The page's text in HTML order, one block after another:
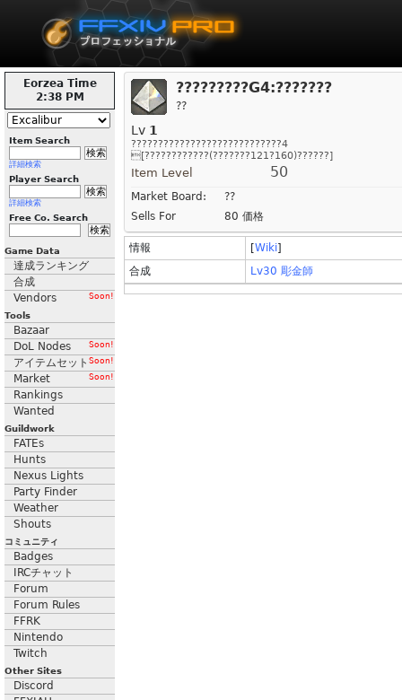
Eorzea Time
2:38 PM
Item Search
詳細検索
Player Search
詳細検索
Free Co. Search
Game Data
達成ランキング
合成
Vendors
Soon!
Tools
Bazaar
DoL Nodes
Soon!
アイテムセット Soon!
Market Soon!
Rankings
Wanted
Guildwork
FATEs
Hunts
Nexus Lights
Party Finder
Weather
Shouts
コミュニティ
Badges
IRCチャット
Forum
Forum Rules
FFRK
Nintendo
Twitch
Other Sites
Discord
?????????G4:???????
??
Lv 1
????????????????????????????4
[????????????(???????121?160)??????]
Item Level 50
Market Board:
??
Sells For
80 価格
情報 [Wiki]
合成
Lv30 彫金師